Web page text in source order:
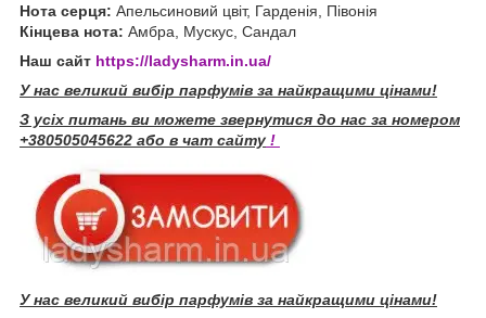
Нота серця: Апельсиновий цвіт, Гарденія, Півонія
Кінцева нота: Амбра, Мускус, Сандал
Наш сайт https://ladysharm.in.ua/
У нас великий вибір парфумів за найкращими цінами!
З усіх питань ви можете звернутися до нас за номером
+380505045622 або в чат сайту !
У нас великий вибір парфумів за найкращими цінами!